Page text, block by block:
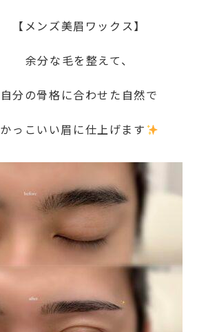
【メンズ美眉ワックス】
余分な毛を整えて、
自分の骨格に合わせた自然で
かっこいい眉に仕上げます